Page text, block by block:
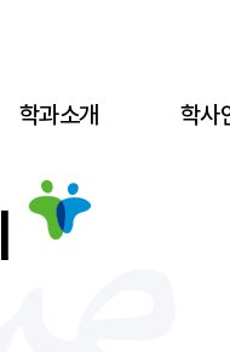
학과소개 학사